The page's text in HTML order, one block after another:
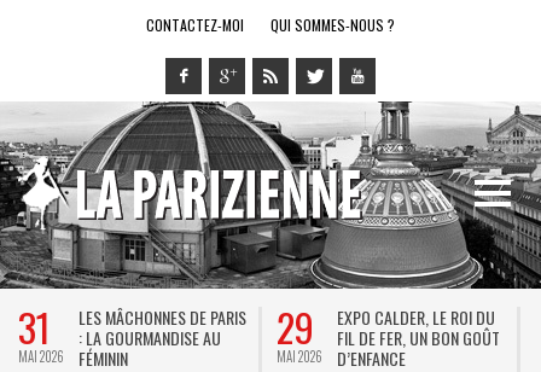
CONTACTEZ-MOI QUI SOMMES-NOUS ?
31
MAI 2026
LES MÂCHONNES DE PARIS
: LA GOURMANDISE AU
FÉMININ
29
MAI 2026
EXPO CALDER, LE ROI DU
FIL DE FER, UN BON GOÛT
D’ENFANCE